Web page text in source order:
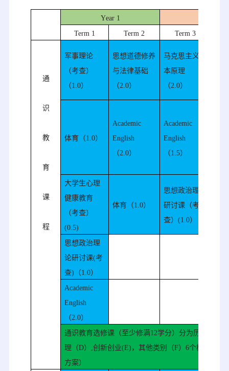
Year 1
Term 1
Term 2 Term 3
通
识
教
育
课
程
军事理论
（考查）
（1.0）
思想道德修养
与法律基础
（2.0）
马克思主义基
本原理
（2.0）
体育（1.0）
Academic
English
（2.0）
Academic
English
（1.5）
大学生心理
健康教育
（考查）
(0.5)
体育（1.0）
思想政治理论
研讨课 （考
查）(1.0）
思想政治理
论研讨课(考
查) （1.0）
Academic
English
（2.0）
通识教育选修课（至少修满12学分）分为历史与文化
理（D） ,创新创业(E) ，其他类别（F）6个模块，学
方案）